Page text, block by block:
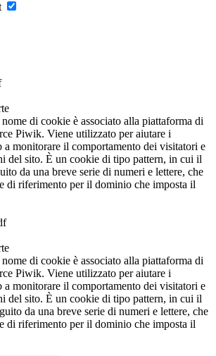
di cookie è associato alla piattaforma di
Piwik. Viene utilizzato per aiutare i
monitorare il comportamento dei visitatori e
del sito. È un cookie di tipo pattern, in cui il
da una breve serie di numeri e lettere, che
di riferimento per il dominio che imposta il
di cookie è associato alla piattaforma di
Piwik. Viene utilizzato per aiutare i
monitorare il comportamento dei visitatori e
del sito. È un cookie di tipo pattern, in cui il
da una breve serie di numeri e lettere, che
di riferimento per il dominio che imposta il